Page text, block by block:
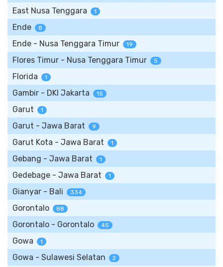
East Nusa Tenggara 1
Ende 8
Ende - Nusa Tenggara Timur 19
Flores Timur - Nusa Tenggara Timur 5
Florida 1
Gambir - DKI Jakarta 15
Garut 1
Garut - Jawa Barat 9
Garut Kota - Jawa Barat 1
Gebang - Jawa Barat 1
Gedebage - Jawa Barat 1
Gianyar - Bali 334
Gorontalo 88
Gorontalo - Gorontalo 45
Gowa 1
Gowa - Sulawesi Selatan 2